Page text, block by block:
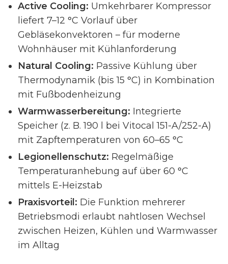
Active Cooling: Umkehrbarer Kompressor
liefert 7–12 °C Vorlauf über
Gebläsekonvektoren – für moderne
Wohnhäuser mit Kühlanforderung
Natural Cooling: Passive Kühlung über
Thermodynamik (bis 15 °C) in Kombination
mit Fußbodenheizung
Warmwasserbereitung: Integrierte
Speicher (z. B. 190 l bei Vitocal 151-A/252-A)
mit Zapftemperaturen von 60–65 °C
Legionellenschutz: Regelmäßige
Temperaturanhebung auf über 60 °C
mittels E-Heizstab
Praxisvorteil: Die Funktion mehrerer
Betriebsmodi erlaubt nahtlosen Wechsel
zwischen Heizen, Kühlen und Warmwasser
im Alltag